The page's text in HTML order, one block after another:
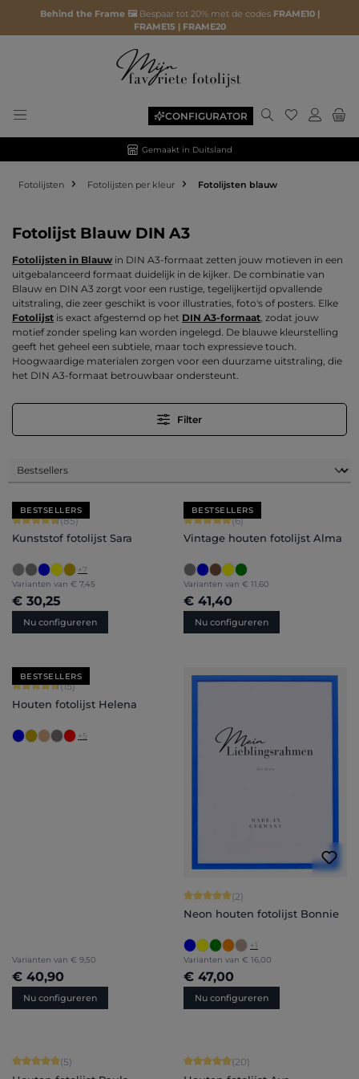
Behind the Frame 🖼️ Bespaar tot 20% met de codes FRAME10 |
FRAME15 | FRAME20
CONFIGURATOR Je hebt 0
Gemaakt in Duitsland
Fotolijsten Fotolijsten per kleur Fotolijsten blauw
Fotolijst Blauw DIN A3
Fotolijsten in Blauw in DIN A3-formaat zetten jouw motieven in een
uitgebalanceerd formaat duidelijk in de kijker. De combinatie van
Blauw en DIN A3 zorgt voor een rustige, tegelijkertijd opvallende
uitstraling, die zeer geschikt is voor illustraties, foto's of posters. Elke
Fotolijst is exact afgestemd op het DIN A3-formaat , zodat jouw
motief zonder speling kan worden ingelegd. De blauwe kleurstelling
geeft het geheel een subtiele, maar toch expressieve touch.
Hoogwaardige materialen zorgen voor een duurzame uitstraling, die
het DIN A3-formaat betrouwbaar ondersteunt.
Filter
BESTSELLERS
Gemiddelde waardering van 4.71 van 5 sterren
(85)
Kunststof fotolijst Sara
+7
Varianten van € 7,45
€ 30,25
Nu configureren
BESTSELLERS
Gemiddelde waardering van 5 van 5
(6)
Vintage houten fotolijst Alma
Varianten van € 11,60
€ 41,40
Nu configureren
BESTSELLERS
Gemiddelde waardering van 4.8 van 5 sterren
(15)
Houten fotolijst Helena
+5
Varianten van € 9,50
€ 40,90
Nu configureren
Gemiddelde waardering van 5 van 5
(2)
Neon houten fotolijst Bonnie
+1
Varianten van € 16,00
€ 47,00
Nu configureren
Gemiddelde waardering van 5 van 5 sterren
(5)
Gemiddelde waardering van 4.9 van
(20)